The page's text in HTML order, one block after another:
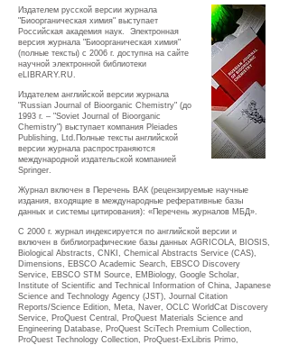
Издателем русской версии журнала
"Биоорганическая химия" выступает
Российская академия наук. Электронная
версия журнала "Биоорганическая химия"
(полные тексты) с 2006 г. доступна на сайте
научной электронной библиотеки
eLIBRARY.RU.
​Издателем английской версии журнала
"Russian Journal of Bioorganic Chemistry" (до
1993 г. – "Soviet Journal of Bioorganic
Chemistry") выступает компания Pleiades
Publishing, Ltd.Полные тексты английской
версии журнала распространяются
международной издательской компанией
Springer.​​
Журнал включен в Перечень ВАК (рецензируемые научные
издания, входящие в международные реферативные базы
данных и системы цитирования): «Перечень журналов МБД».​
C 2000 г. журнал индексируется по английской версии и
включен в библиографические базы данных AGRICOLA, BIOSIS,
Biological Abstracts, CNKI, Chemical Abstracts Service (CAS),
Dimensions, EBSCO Academic Search, EBSCO Discovery
Service, EBSCO STM Source, EMBiology, Google Scholar,
Institute of Scientific and Technical Information of China, Japanese
Science and Technology Agency (JST), Journal Citation
Reports/Science Edition, Meta, Naver, OCLC WorldCat Discovery
Service, ProQuest Central, ProQuest Materials Science and
Engineering Database, ProQuest SciTech Premium Collection,
ProQuest Technology Collection, ProQuest-ExLibris Primo,